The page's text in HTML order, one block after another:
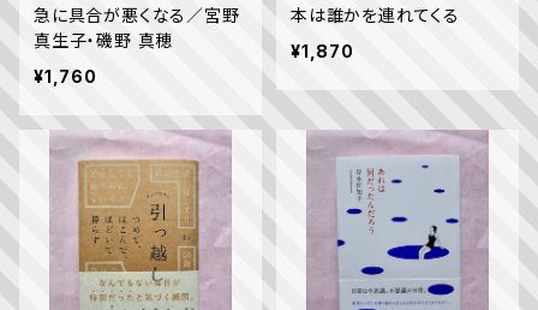
急に具合が悪くなる／宮野
真生子・磯野 真穂
¥1,760
本は誰かを連れてくる
¥1,870